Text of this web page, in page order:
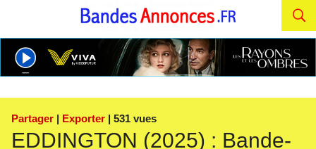
Partager | Exporter | 531 vues
EDDINGTON (2025) : Bande-